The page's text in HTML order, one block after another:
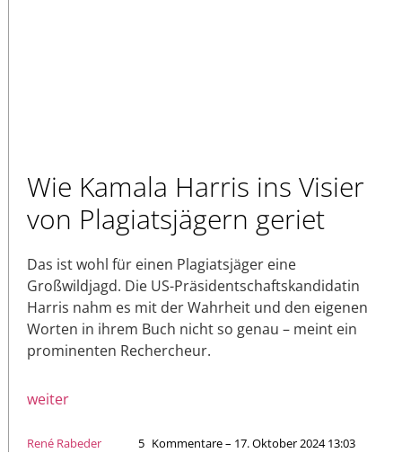
Wie Kamala Harris ins Visier
von Plagiatsjägern geriet
Das ist wohl für einen Plagiatsjäger eine
Großwildjagd. Die US-Präsidentschaftskandidatin
Harris nahm es mit der Wahrheit und den eigenen
Worten in ihrem Buch nicht so genau – meint ein
prominenten Rechercheur.
weiter
René Rabeder 5 Kommentare – 17. Oktober 2024 13:03